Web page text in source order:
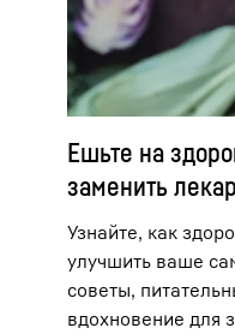
Ешьте на
заменить
Узнайте, как
улучшить ваше
советы,
вдохновение для